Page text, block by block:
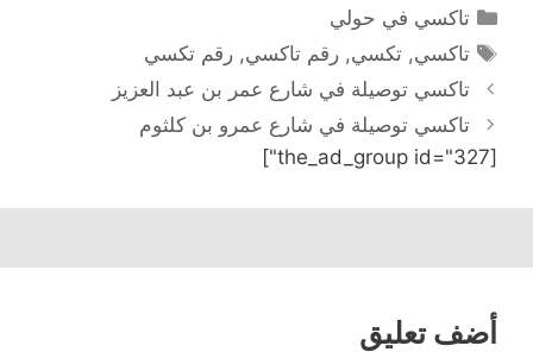
التصنيفات
تاكسي في حولي
الوسوم
تاكسي,تكسي,رقم تاكسي,رقم تكسي
تاكسي توصيلة في شارع عمر بن عبد العزيز
تاكسي توصيلة في شارع عمرو بن كلثوم
[the_ad_group id="327"]
أضف تعليق